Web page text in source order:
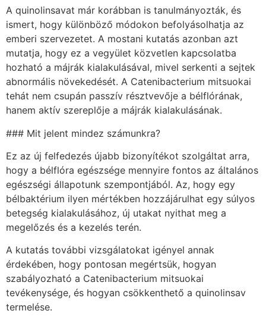
A quinolinsavat már korábban is tanulmányozták, és
ismert, hogy különböző módokon befolyásolhatja az
emberi szervezetet. A mostani kutatás azonban azt
mutatja, hogy ez a vegyület közvetlen kapcsolatba
hozható a májrák kialakulásával, mivel serkenti a sejtek
abnormális növekedését. A Catenibacterium mitsuokai
tehát nem csupán passzív résztvevője a bélflórának,
hanem aktív szereplője a májrák kialakulásának.
### Mit jelent mindez számunkra?
Ez az új felfedezés újabb bizonyítékot szolgáltat arra,
hogy a bélflóra egészsége mennyire fontos az általános
egészségi állapotunk szempontjából. Az, hogy egy
bélbaktérium ilyen mértékben hozzájárulhat egy súlyos
betegség kialakulásához, új utakat nyithat meg a
megelőzés és a kezelés terén.
A kutatás további vizsgálatokat igényel annak
érdekében, hogy pontosan megértsük, hogyan
szabályozható a Catenibacterium mitsuokai
tevékenysége, és hogyan csökkenthető a quinolinsav
termelése.